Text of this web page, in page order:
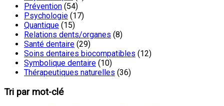
Prévention (54)
Psychologie (17)
Quantique (15)
Relations dents/organes (8)
Santé dentaire (29)
Soins dentaires biocompatibles (12)
Symbolique dentaire (10)
Thérapeutiques naturelles (36)
Tri par mot-clé